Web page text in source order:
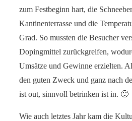
zum Festbeginn hart, die
Kantinenterrasse und die
Grad. So mussten die Besucher
Dopingmittel zurückgreifen,
Umsätze und Gewinne erzielten.
den guten Zweck und ganz nach
ist out, sinnvoll betrinken ist in. 🙂
Wie auch letztes Jahr kam die